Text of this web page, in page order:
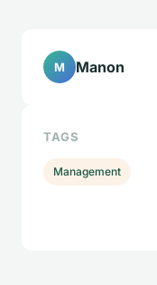
M Manon
TAGS
Management